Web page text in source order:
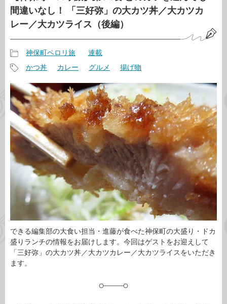
間違いなし！ 「三好弥」の大カツ丼／大カツカ
レー／大カツライス（後編）
事
カ
テ
ゴ
リ
神保町ペロリ旅 連載
事
タ
グ
かつ丼 カレー グルメ 揚げ物
できる編集部の大食い担当・進藤が食べた神保町の大盛り・ドカ
盛りランチの情報をお届けします。今回はゲストをお迎えして
「三好弥」の大カツ丼／大カツカレー／大カツライスをいただき
ます。